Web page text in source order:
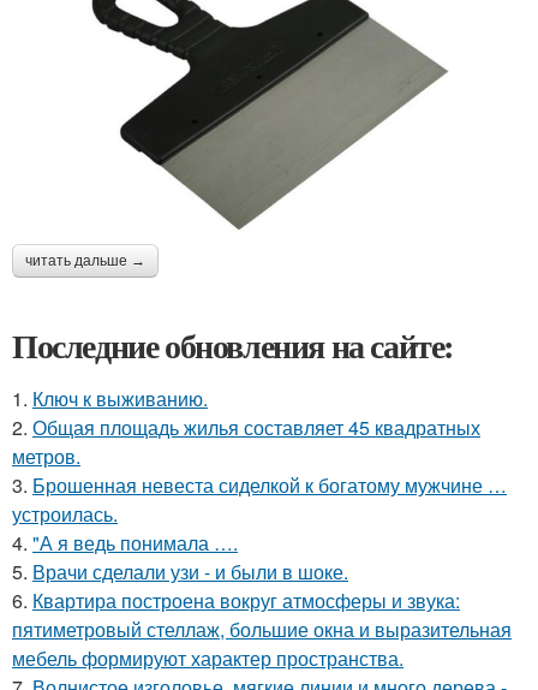
читать дальше →
Последние обновления на сайте:
1. Ключ к выживанию.
2. Общая площадь жилья составляет 45 квадратных
метров.
3. Брошенная невеста сиделкой к богатому мужчине …
устроилась.
4. "А я ведь понимала ….
5. Врачи сделали узи - и были в шоке.
6. Квартира построена вокруг атмосферы и звука:
пятиметровый стеллаж, большие окна и выразительная
мебель формируют характер пространства.